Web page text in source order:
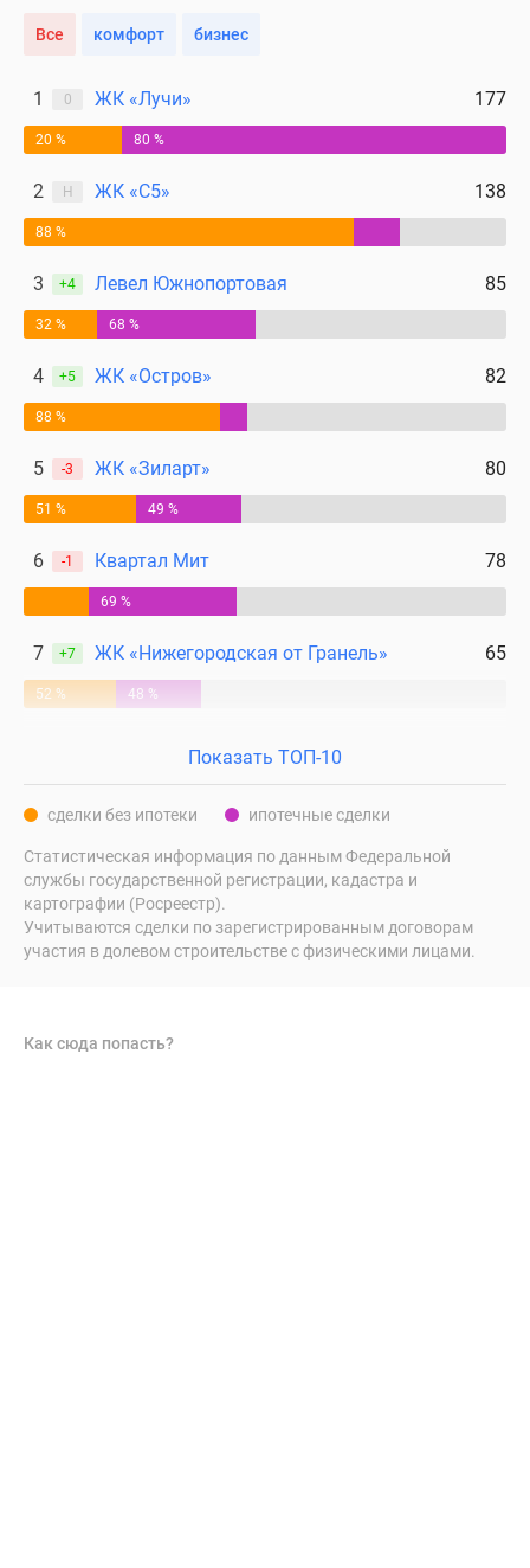
Все комфорт бизнес
1 0 ЖК «Лучи» 177
20 % 80 %
2 Н ЖК «С5» 138
88 %
3 +4 Левел Южнопортовая 85
32 % 68 %
4 +5 ЖК «Остров» 82
88 %
5 -3 ЖК «Зиларт» 80
51 % 49 %
6 -1 Квартал Мит 78
69 %
7 +7 ЖК «Нижегородская от Гранель» 65
52 % 48 %
Показать ТОП-10
сделки без ипотеки ипотечные сделки
Статистическая информация по данным Федеральной
службы государственной регистрации, кадастра и
картографии (Росреестр).
Учитываются сделки по зарегистрированным договорам
участия в долевом строительстве с физическими лицами.
Как сюда попасть?